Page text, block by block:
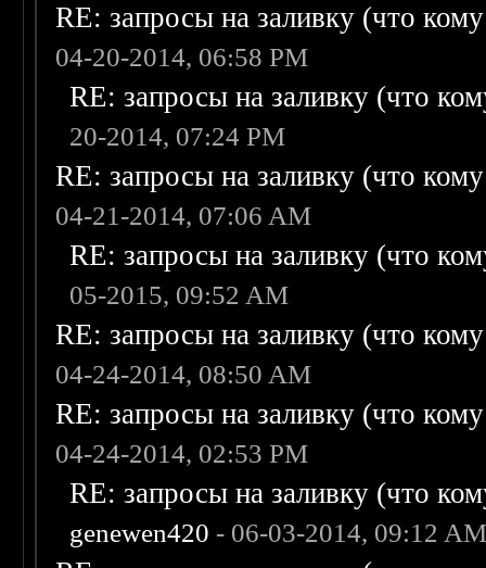
RE: запросы на заливку (что
04-20-2014, 06:58 PM
RE: запросы на заливку (что
20-2014, 07:24 PM
RE: запросы на заливку (что
04-21-2014, 07:06 AM
RE: запросы на заливку (что
05-2015, 09:52 AM
RE: запросы на заливку (что
04-24-2014, 08:50 AM
RE: запросы на заливку (что
04-24-2014, 02:53 PM
RE: запросы на заливку (что
genewen420 - 06-03-2014, 09:12